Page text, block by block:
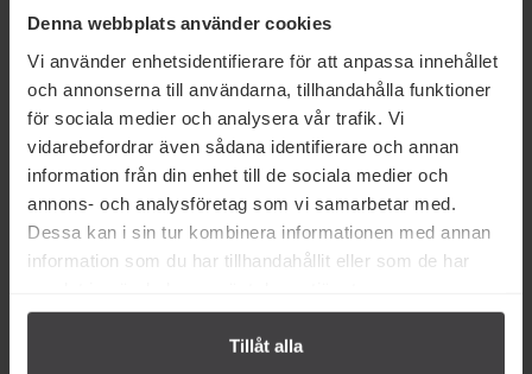
Denna webbplats använder cookies
Vi använder enhetsidentifierare för att anpassa innehållet
och annonserna till användarna, tillhandahålla funktioner
för sociala medier och analysera vår trafik. Vi
vidarebefordrar även sådana identifierare och annan
information från din enhet till de sociala medier och
annons- och analysföretag som vi samarbetar med.
Dessa kan i sin tur kombinera informationen med annan
information som du har tillhandahållit eller som de har
Tillåt alla
Prishistorik
Andra köper även